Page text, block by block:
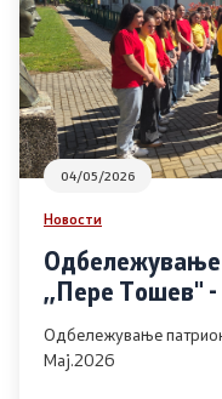
04/05/2026
Новости
Одбележување
,,Пере Тошев"
Одбележување
Мај.2026